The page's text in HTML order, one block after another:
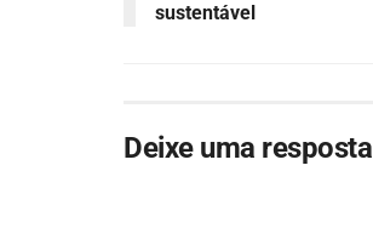
sustentável
Deixe uma resposta